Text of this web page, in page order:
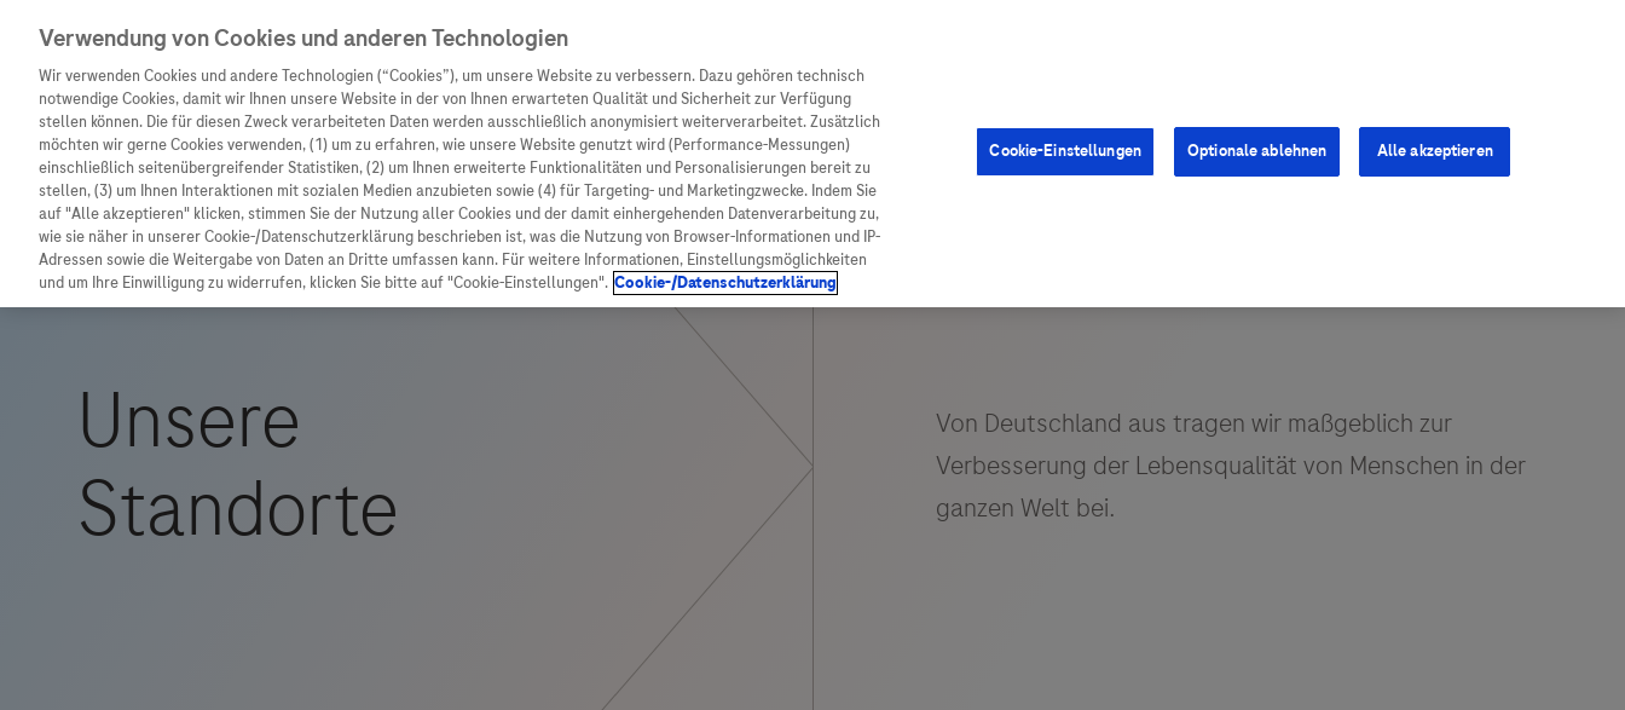
Unternehmen
Wer wir sind
Unsere Standorte
Innovation
Digitalisierung
Patienteninformationen
Diagnostik ist Vorsorge
Arzneimittel
Arzneimittel
Arzneimittel A-Z
Roche Fachportal
Vigilanz-Training
Diagnostik
Verwendung von Cookies und anderen Technologien
Wir verwenden Cookies und andere Technologien (“Cookies”), um unsere Website zu verbessern. Dazu gehören technisch
notwendige Cookies, damit wir Ihnen unsere Website in der von Ihnen erwarteten Qualität und Sicherheit zur Verfügung
stellen können. Die für diesen Zweck verarbeiteten Daten werden ausschließlich anonymisiert weiterverarbeitet. Zusätzlich
möchten wir gerne Cookies verwenden, (1) um zu erfahren, wie unsere Website genutzt wird (Performance-Messungen)
einschließlich seitenübergreifender Statistiken, (2) um Ihnen erweiterte Funktionalitäten und Personalisierungen bereit zu
stellen, (3) um Ihnen Interaktionen mit sozialen Medien anzubieten sowie (4) für Targeting- und Marketingzwecke. Indem Sie
auf "Alle akzeptieren" klicken, stimmen Sie der Nutzung aller Cookies und der damit einhergehenden Datenverarbeitung zu,
wie sie näher in unserer Cookie-/Datenschutzerklärung beschrieben ist, was die Nutzung von Browser-Informationen und IP-
Adressen sowie die Weitergabe von Daten an Dritte umfassen kann. Für weitere Informationen, Einstellungsmöglichkeiten
und um Ihre Einwilligung zu widerrufen, klicken Sie bitte auf "Cookie-Einstellungen". Cookie-/Datenschutzerklärung
Cookie-Einstellungen Optionale ablehnen Alle akzeptieren